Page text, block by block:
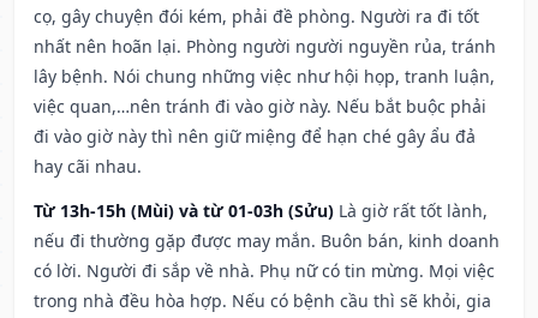
cọ, gây chuyện đói kém, phải đề phòng. Người ra đi tốt
nhất nên hoãn lại. Phòng người người nguyền rủa, tránh
lây bệnh. Nói chung những việc như hội họp, tranh luận,
việc quan,…nên tránh đi vào giờ này. Nếu bắt buộc phải
đi vào giờ này thì nên giữ miệng để hạn ché gây ẩu đả
hay cãi nhau.
Từ 13h-15h (Mùi) và từ 01-03h (Sửu) Là giờ rất tốt lành,
nếu đi thường gặp được may mắn. Buôn bán, kinh doanh
có lời. Người đi sắp về nhà. Phụ nữ có tin mừng. Mọi việc
trong nhà đều hòa hợp. Nếu có bệnh cầu thì sẽ khỏi, gia